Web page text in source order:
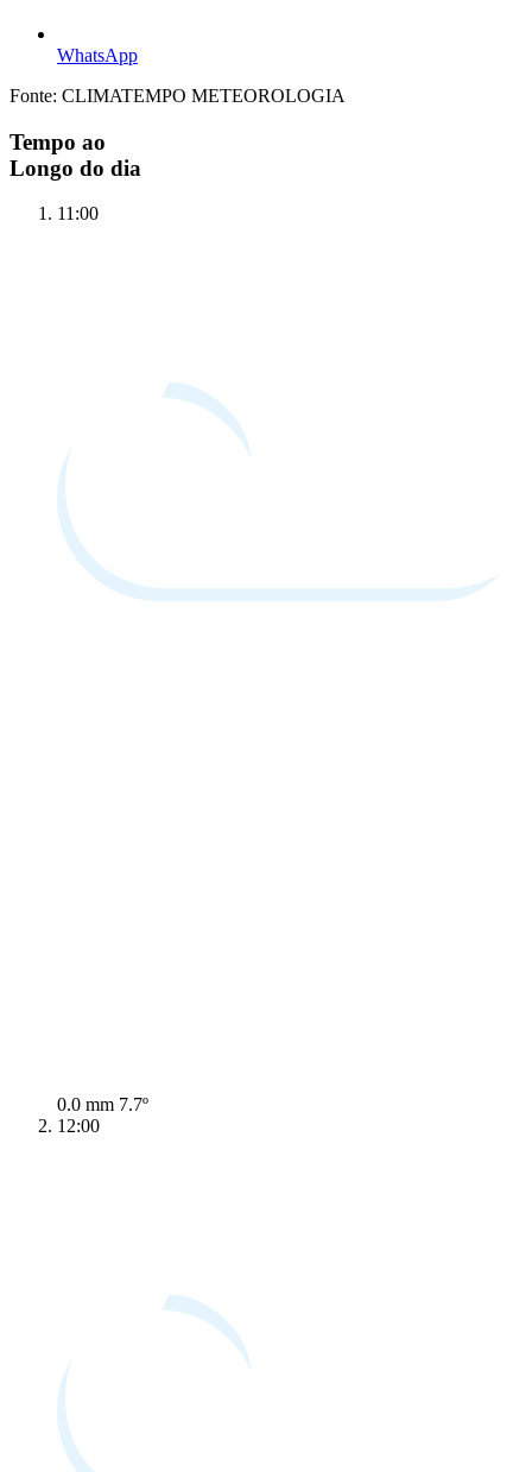
WhatsApp
Fonte: CLIMATEMPO METEOROLOGIA
Tempo ao
Longo do dia
11:00
0.0 mm 7.7º
12:00